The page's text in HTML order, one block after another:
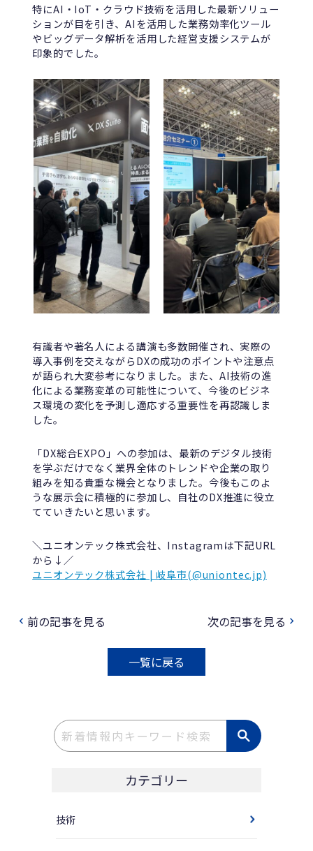
特にAI・IoT・クラウド技術を活用した最新ソリュー
ションが目を引き、AIを活用した業務効率化ツール
やビッグデータ解析を活用した経営支援システムが
印象的でした。
有識者や著名人による講演も多数開催され、実際の
導入事例を交えながらDXの成功のポイントや注意点
が語られ大変参考になりました。また、AI技術の進
化による業務変革の可能性について、今後のビジネ
ス環境の変化を予測し適応する重要性を再認識しま
した。
「DX総合EXPO」への参加は、最新のデジタル技術
を学ぶだけでなく業界全体のトレンドや企業の取り
組みを知る貴重な機会となりました。今後もこのよ
うな展示会に積極的に参加し、自社のDX推進に役立
てていきたいと思います。
＼ユニオンテック株式会社、Instagramは下記URL
から↓／
ユニオンテック株式会社 | 岐阜市(@uniontec.jp)
navigate_before前の記事を見る
一覧に戻る
次の記事を見る navigate_next
カテゴリー
技術